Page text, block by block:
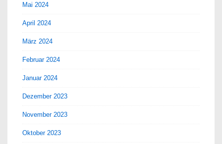
Mai 2024
April 2024
März 2024
Februar 2024
Januar 2024
Dezember 2023
November 2023
Oktober 2023